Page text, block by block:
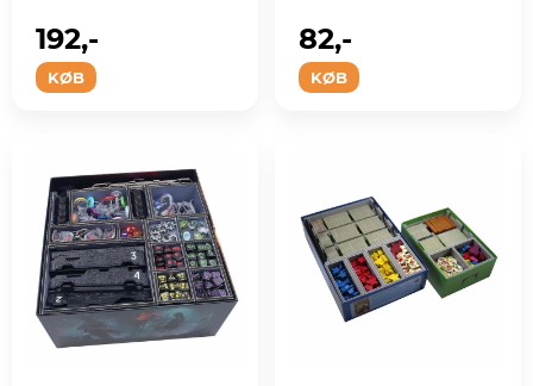
KØB
192,-
Emergency-udvidels...
KØB
82,-